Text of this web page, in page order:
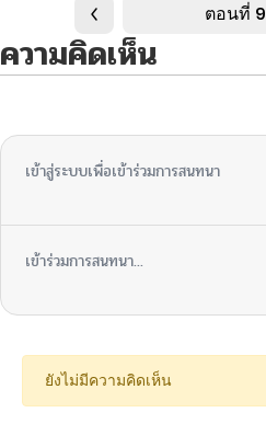
ตอนที่ 9
ความคิดเห็น
เข้าสู่ระบบเพื่อเข้าร่วมการสนทนา
เข้าร่วมการสนทนา...
ยังไม่มีความคิดเห็น